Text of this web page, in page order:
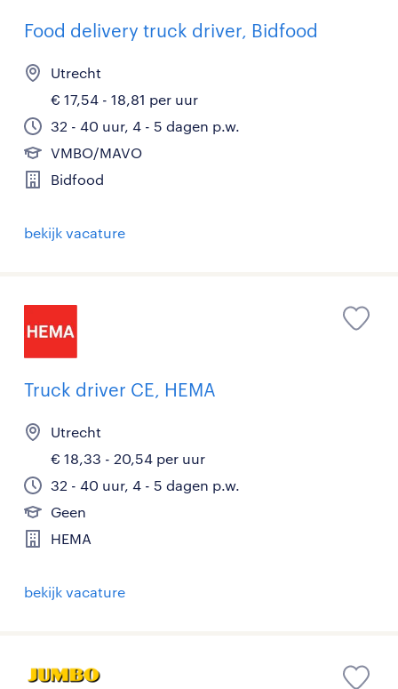
Food delivery truck driver, Bidfood
Utrecht
€ 17,54 - 18,81 per uur
32 - 40 uur, 4 - 5 dagen p.w.
VMBO/MAVO
Bidfood
bekijk vacature
Truck driver CE, HEMA
Utrecht
€ 18,33 - 20,54 per uur
32 - 40 uur, 4 - 5 dagen p.w.
Geen
HEMA
bekijk vacature